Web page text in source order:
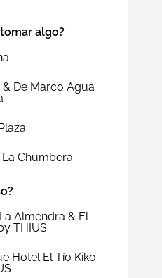
algo?
& De Marco Agua
Chumbera
Almendra & El
THIUS
Hotel El Tío Kiko